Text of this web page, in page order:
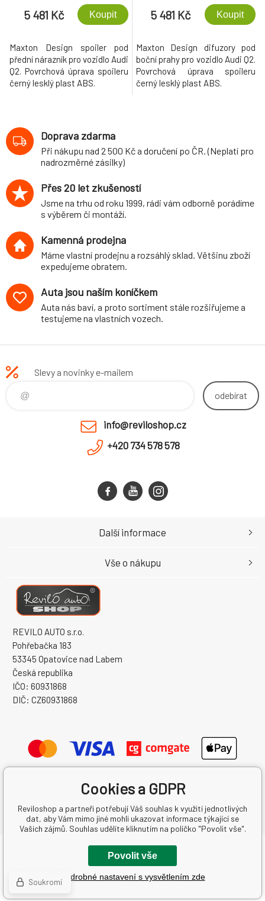
5 481 Kč Koupit
Maxton Design spoiler pod
přední nárazník pro vozidlo Audi
Q2. Povrchová úprava spoileru
černý lesklý plast ABS.
5 481 Kč Koupit
Maxton Design difuzory pod
boční prahy pro vozidlo Audi Q2.
Povrchová úprava spoileru
černý lesklý plast ABS.
Doprava zdarma
Při nákupu nad 2 500 Kč a doručení po ČR. (Neplatí pro
nadrozměrné zásilky)
Přes 20 let zkušeností
Jsme na trhu od roku 1999, rádi vám odborně porádíme
s výběrem či montáží.
Kamenná prodejna
Máme vlastní prodejnu a rozsáhlý sklad. Většinu zboží
expedujeme obratem.
Auta jsou naším koníčkem
Auta nás baví, a proto sortiment stále rozšiřujeme a
testujeme na vlastních vozech.
Slevy a novinky e-mailem
odebírat
info@reviloshop.cz
+420 734 578 578
REVILO AUTO s.r.o.
Pohřebačka 183
53345 Opatovice nad Labem
Česká republika
IČO: 60931868
DIČ: CZ60931868
Další informace
Vše o nákupu
Copyright © 2026 REVILO AUTO s.r.o.
Všechna práva vyhrazena.
Vytvořil binargon.cz-Mapa stránek
Cookies a GDPR
Reviloshop a partneři potřebují Váš souhlas k využití jednotlivých
dat, aby Vám mimo jiné mohli ukazovat informace týkající se
Vašich zájmů. Souhlas udělíte kliknutím na políčko "Povolit vše".
Povolit vše
Podrobné nastavení s vysvětlením zde
Soukromí